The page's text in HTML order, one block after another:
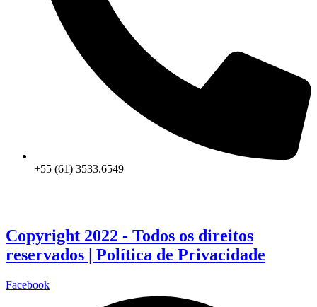
+55 (61) 3533.6549
Copyright 2022 - Todos os direitos
reservados | Política de Privacidade
Facebook